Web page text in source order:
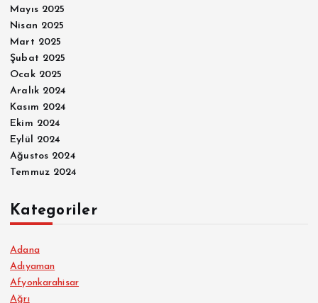
Mayıs 2025
Nisan 2025
Mart 2025
Şubat 2025
Ocak 2025
Aralık 2024
Kasım 2024
Ekim 2024
Eylül 2024
Ağustos 2024
Temmuz 2024
Kategoriler
Adana
Adıyaman
Afyonkarahisar
Ağrı